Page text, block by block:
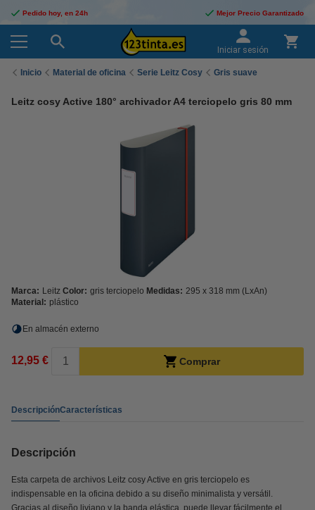
Pedido hoy, en 24h Mejor Precio Garantizado
Iniciar sesión
Inicio Material de oficina Serie Leitz Cosy Gris suave
Leitz cosy Active 180° archivador A4 terciopelo gris 80 mm
Marca: Leitz Color: gris terciopelo Medidas: 295 x 318 mm (LxAn)
Material: plástico
En almacén externo
12,95 € Comprar
DescripciónCaracterísticas
Descripción
Esta carpeta de archivos Leitz cosy Active en gris terciopelo es
indispensable en la oficina debido a su diseño minimalista y versátil.
Gracias al diseño liviano y la banda elástica, puede llevar fácilmente el